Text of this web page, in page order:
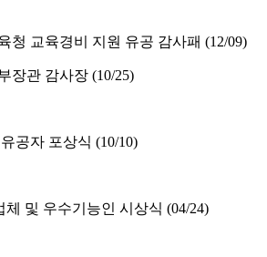
청 교육경비 지원 유공 감사패 (12/09)
장관 감사장 (10/25)
공자 포상식 (10/10)
체 및 우수기능인 시상식 (04/24)